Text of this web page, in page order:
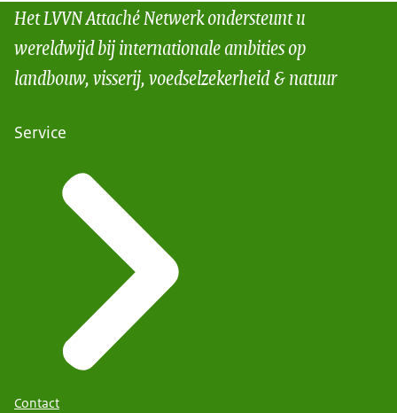
Het LVVN Attaché Netwerk ondersteunt u
wereldwijd bij internationale ambities op
landbouw, visserij, voedselzekerheid & natuur
Service
Contact